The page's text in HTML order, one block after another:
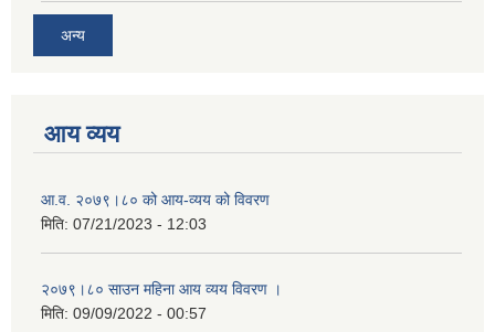
अन्य
आय व्यय
आ.व. २०७९।८० को आय-व्यय को विवरण
मिति: 07/21/2023 - 12:03
२०७९।८० साउन महिना आय व्यय विवरण ।
मिति: 09/09/2022 - 00:57